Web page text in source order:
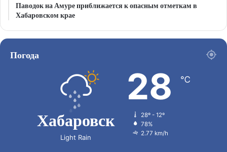
Паводок на Амуре приближается к опасным отметкам в
Хабаровском крае
Погода
Хабаровск
Light Rain
28 ℃
28º - 12º
78%
2.77 km/h